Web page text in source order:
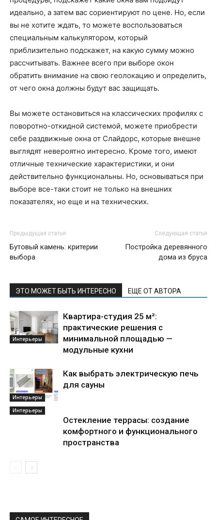
идеально, а затем вас сориентируют по цене. Но, если
вы не хотите ждать, то можете воспользоваться
специальным калькулятором, который
приблизительно подскажет, на какую сумму можно
рассчитывать. Важнее всего при выборе окон
обратить внимание на свою геолокацию и определить,
от чего окна должны будут вас защищать.
Вы можете остановиться на классических профилях с
поворотно-откидной системой, можете приобрести
себе раздвижные окна от Слайдорс, которые внешне
выглядят невероятно интересно. Кроме того, имеют
отличные технические характеристики, и они
действительно функциональны. Но, основываться при
выборе все-таки стоит не только на внешних
показателях, но еще и на технических.
Предыдущая статья
Бутовый камень: критерии
выбора
Следующая статья
Постройка деревянного
дома из бруса
ЭТО МОЖЕТ БЫТЬ ИНТЕРЕСНО ЕЩЕ ОТ АВТОРА
Интерьеры
Квартира-студия 25 м²:
практические решения с
минимальной площадью —
модульные кухни
Интерьеры
Как выбрать электрическую печь
для сауны
Интерьеры
Остекление террасы: создание
комфортного и функционального
пространства